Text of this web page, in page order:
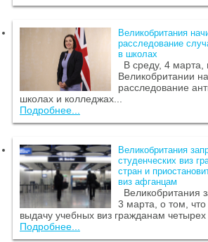
Великобритания
расследование
в школах
В среду, 4 марта,
Великобритании
расследование
школах и колледжах...
Подробнее...
Великобритания
студенческих виз
стран и
виз афганцам
Великобритания
3 марта, о том, что
выдачу учебных виз гражданам четырех
Подробнее...